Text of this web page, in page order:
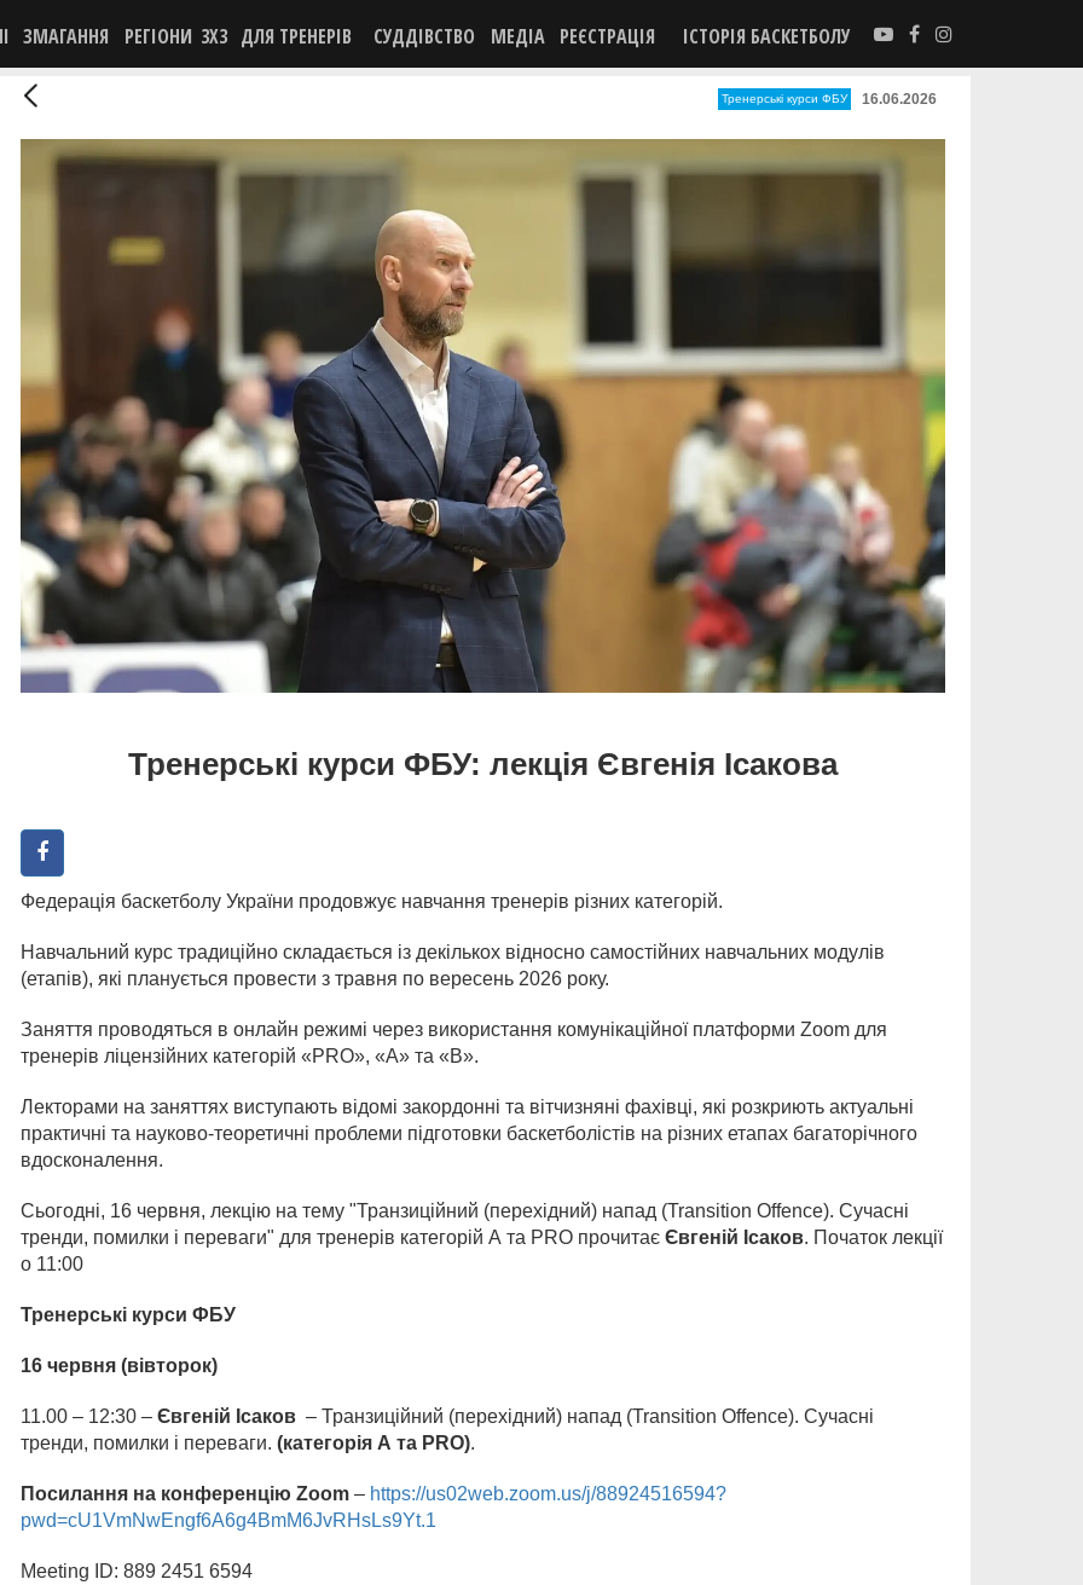
ЗМАГАННЯ РЕГІОНИ 3X3 ДЛЯ ТРЕНЕРІВ СУДДІВСТВО МЕДІА РЕЄСТРАЦІЯ ІСТОРІЯ БАСКЕТБОЛУ
Тренерські курси ФБУ 16.06.2026
Тренерські курси ФБУ: лекція Євгенія Ісакова
Федерація баскетболу України продовжує навчання тренерів різних категорій.
Навчальний курс традиційно складається із декількох відносно самостійних навчальних модулів
(етапів), які планується провести з травня по вересень 2026 року.
Заняття проводяться в онлайн режимі через використання комунікаційної платформи Zoom для
тренерів ліцензійних категорій «PRO», «А» та «В».
Лекторами на заняттях виступають відомі закордонні та вітчизняні фахівці, які розкриють актуальні
практичні та науково-теоретичні проблеми підготовки баскетболістів на різних етапах багаторічного
вдосконалення.
Сьогодні, 16 червня, лекцію на тему "Транзиційний (перехідний) напад (Transition Offence). Сучасні
тренди, помилки і переваги" для тренерів категорій А та PRO прочитає Євгеній Ісаков. Початок лекції
о 11:00
Тренерські курси ФБУ
16 червня (вівторок)
11.00 – 12:30 – Євгеній Ісаков – Транзиційний (перехідний) напад (Transition Offence). Сучасні
тренди, помилки і переваги. (категорія А та PRO).
Посилання на конференцію Zoom – https://us02web.zoom.us/j/88924516594?
pwd=cU1VmNwEngf6A6g4BmM6JvRHsLs9Yt.1
Meeting ID: 889 2451 6594